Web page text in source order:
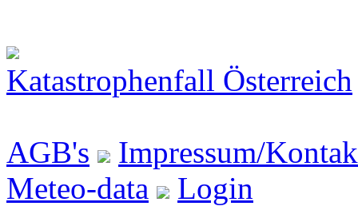
Katastrophenfall Österreich
AGB's
Impressum/
Meteo-data
Login